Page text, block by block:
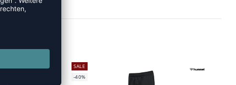
SALE
-40%